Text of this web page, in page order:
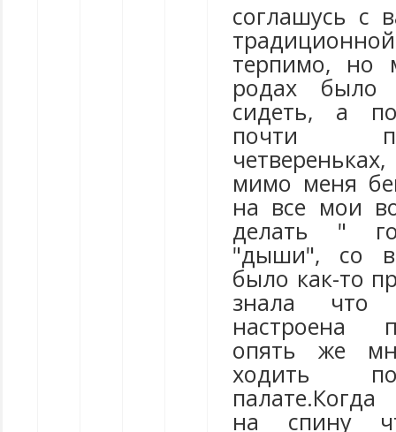
соглашусь с
терпимо, но
родах было
сидеть, а
почти
мимо меня
на все мои
делать "
"дыши", со
было как-то
знала
настроена
опять же
ходить
на спину